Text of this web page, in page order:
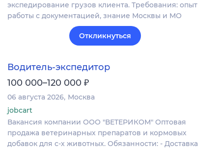
экспедирование грузов клиента. Требования: опыт
работы с документацией, знание Москвы и МО
Откликнуться
Водитель-экспедитор
100 000–120 000 ₽
06 августа 2026 Москва
jobcart
Вакансия компании ООО "ВЕТЕРИКОМ" Оптовая
продажа ветеринарных препаратов и кормовых
добавок для с-х животных. Обязанности: - Доставка